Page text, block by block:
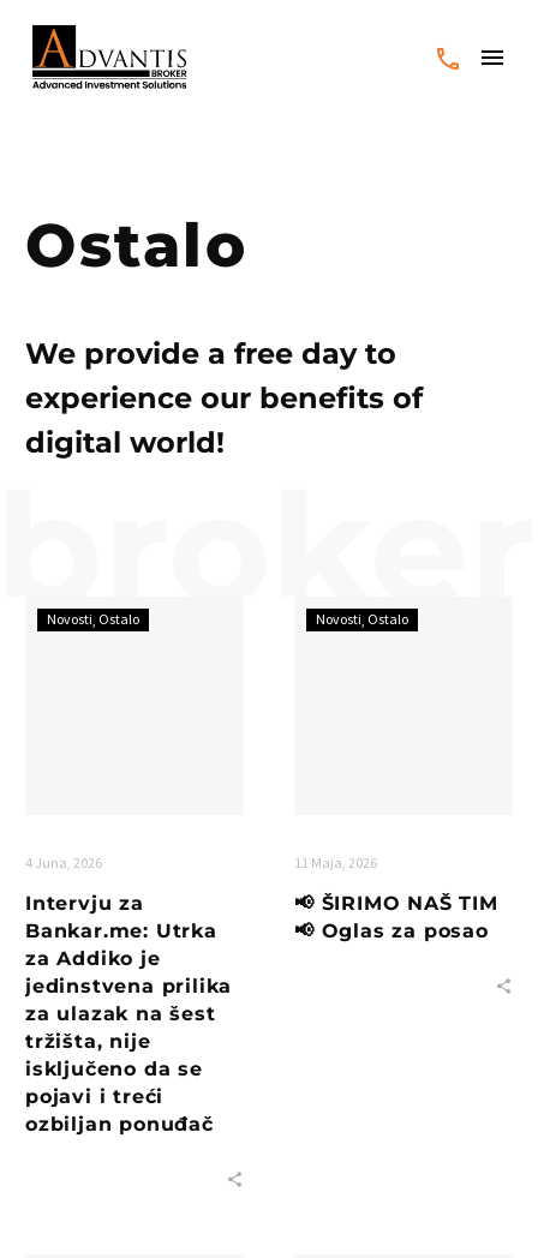
Ostalo
We provide a free day to
experience our benefits of
digital world!
Novosti Ostalo
4 Juna, 2026
Intervju za
Bankar.me: Utrka
za Addiko je
jedinstvena prilika
za ulazak na šest
tržišta, nije
isključeno da se
pojavi i treći
ozbiljan ponuđač
Novosti Ostalo
11 Maja, 2026
📢 ŠIRIMO NAŠ TIM
📢 Oglas za posao